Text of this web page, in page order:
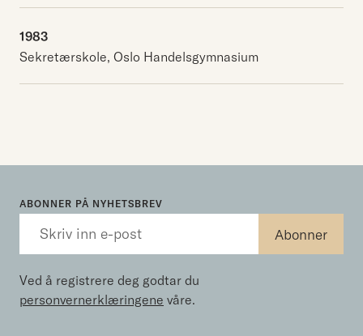
1983
Sekretærskole, Oslo Handelsgymnasium
ABONNER PÅ NYHETSBREV
Ved å registrere deg godtar du
personvernerklæringene våre.